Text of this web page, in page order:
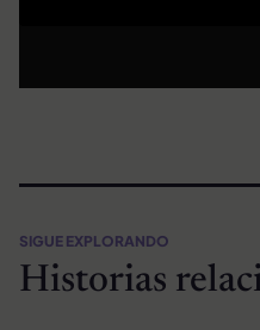
SIGUE EXPLORANDO
Historias